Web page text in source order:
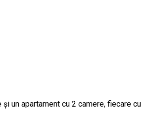
un apartament cu 2 camere, fiecare cu